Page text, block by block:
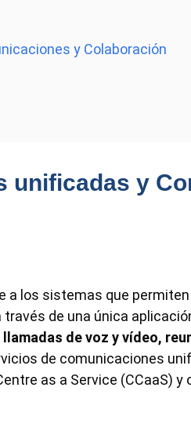
y Colaboración
unificadas y
a los sistemas que
de una única
de voz y vídeo,
de comunicaciones
as a Service (CCaaS) y